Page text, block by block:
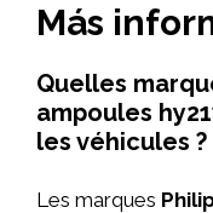
Más
Quelles
ampoules
les véhicules ?
Les marques